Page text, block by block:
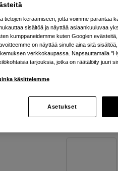
Colorama
tietojen keräämiseen, jotta voimme parantaa
sisältöä ja näyttää asiaankuuluvaa
kumppaneidemme kuten Googlen
on näyttää sinulle aina sitä
verkkokaupassa. Napsauttamalla
tarjouksia, jotka on räätälöity juuri
käsittelemme
Asetukset